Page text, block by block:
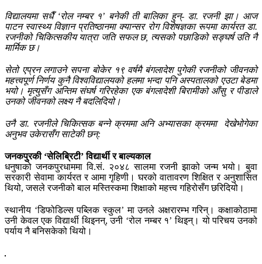
विद्यालयमा सधैँ ‘रोल नम्बर १’ बनेकी ती बालिका हुन्- डा. रजनी झा। आज
पाटन स्वास्थ्य विज्ञान प्रतिष्ठानमा क्यान्सर रोग विशेषज्ञका रूपमा कार्यरत डा.
रजनीको चिकित्सकीय यात्रा जति सफल छ, त्यसको पछाडिको सङ्घर्ष उति नै
मार्मिक छ।
सेतो एप्रन लगाउने सपना बोकेर १९ वर्षमै बंगलादेश पुगेकी रजनीको जीवनको
महत्त्वपूर्ण निर्णय कुनै विश्वविद्यालयको हलमा भन्दा पनि अस्पतालको एउटा बेडमा
भयो। मृत्युसँग अन्तिम संघर्ष गरिरहेका एक बंगलादेशी बिरामीको आँसु र पीडाले
उनको जीवनको लक्ष्य नै बदलिदियो।
उनै डा. रजनीले चिकित्सक बन्ने क्रममा अनि अभ्यासका क्रममा देखेभोगेका
अनुभव उकेरासँग साटेकी छन्:
जनकपुरकी ‘सेलिब्रिटी’ विद्यार्थी र बाल्यकाल
धनुषाको जनकपुरधाममा वि.सं. २०४८ सालमा रजनी झाको जन्म भयो। बुवा
सरकारी सेवामा कार्यरत र आमा गृहिणी। घरको वातावरण शिक्षित र अनुशासित
थियो, जसले रजनीको बाल मस्तिस्कमा शिक्षाको महत्त्व गहिरोसँग छरिदियो।
स्थानीय ‘डिफोडिल्स पब्लिक स्कुल’ मा उनले अक्षरारम्भ गरिन्। कक्षाकोठामा
उनी केवल एक विद्यार्थी थिइनन्, उनी ‘रोल नम्बर १’ थिइन्। यो परिचय उनको
पर्याय नै बनिसकेको थियो।